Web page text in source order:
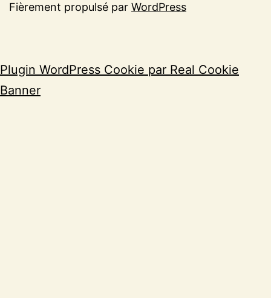
Fièrement propulsé par WordPress
Plugin WordPress Cookie par Real Cookie
Banner